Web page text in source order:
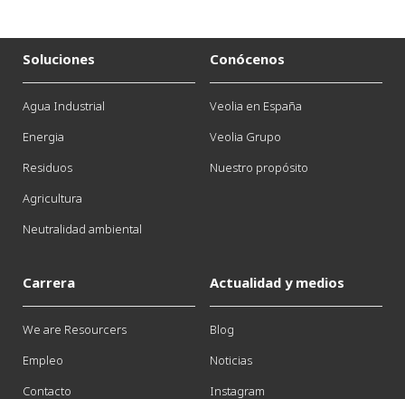
Soluciones
Agua Industrial
Energia
Residuos
Agricultura
Neutralidad ambiental
Conócenos
Veolia en España
Veolia Grupo
Nuestro propósito
Carrera
We are Resourcers
Empleo
Contacto
Actualidad y medios
Blog
Noticias
Instagram